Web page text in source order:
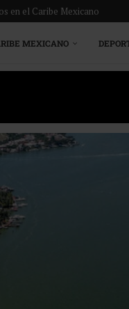
en el Caribe Mexicano
MEXICANO